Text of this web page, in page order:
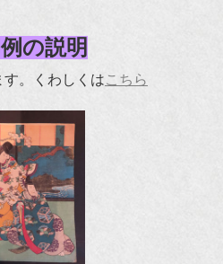
の説明
。くわしくはこちら